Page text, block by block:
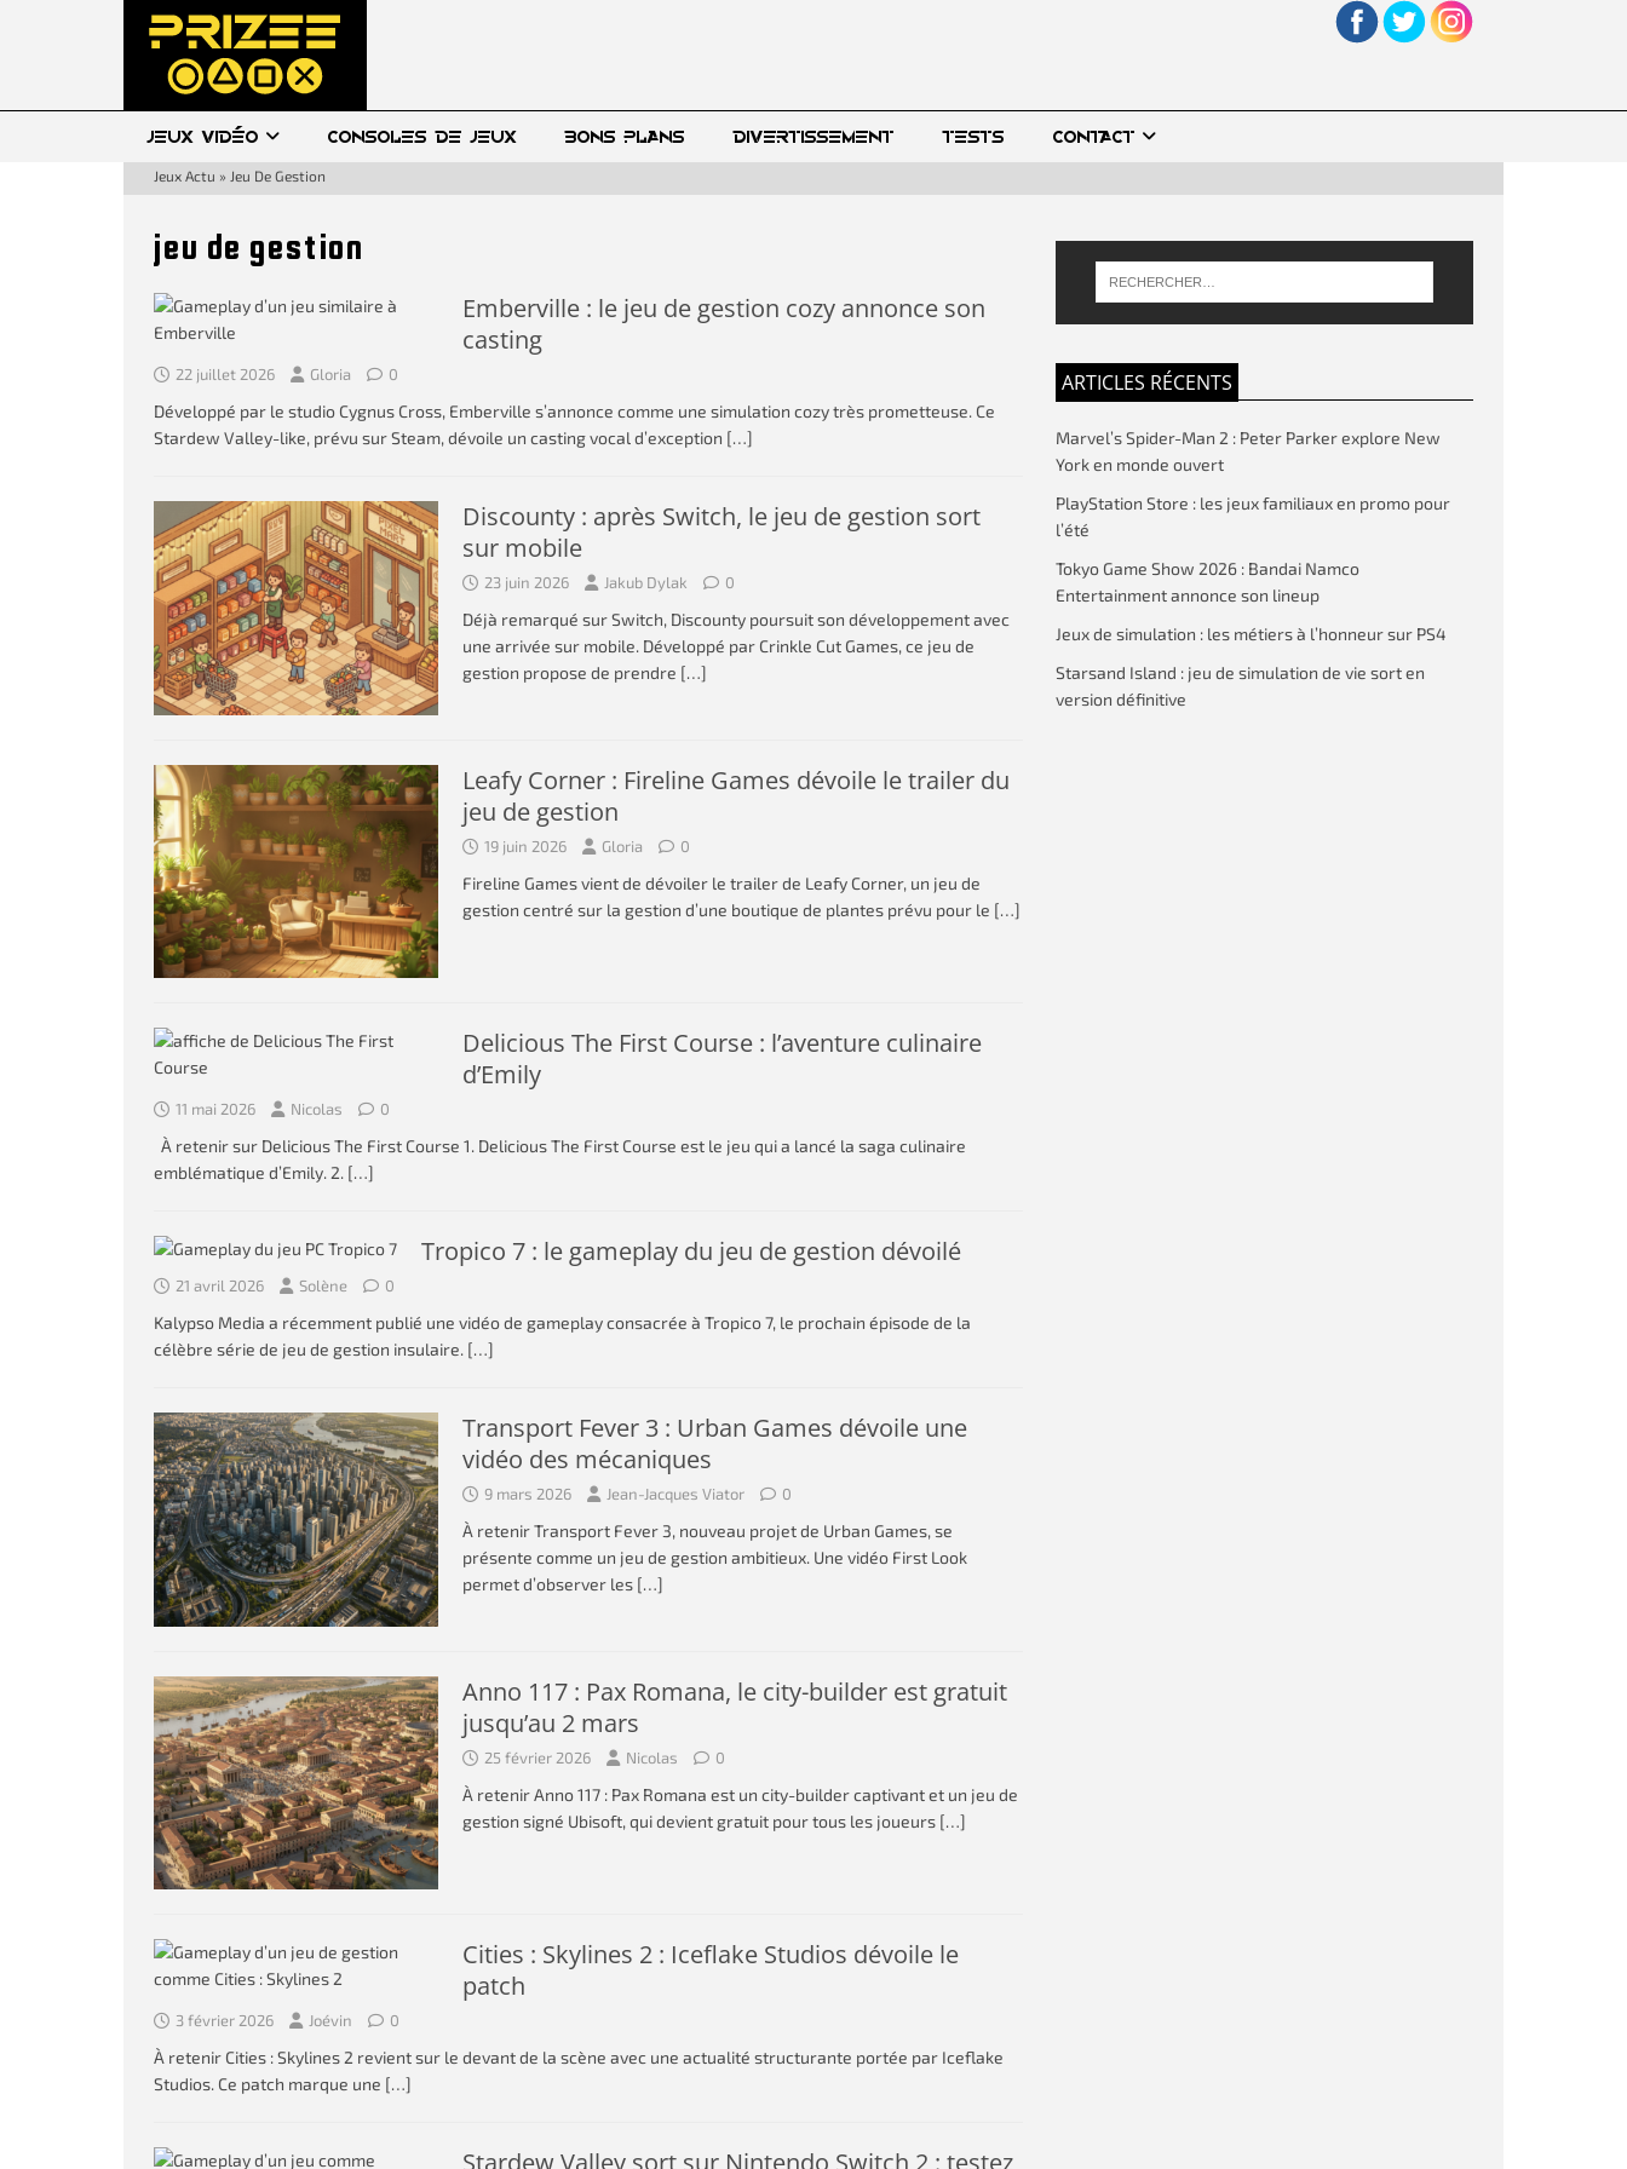
JEUX VIDÉO CONSOLES DE JEUX BONS PLANS DIVERTISSEMENT TESTS CONTACT
Jeux Actu » Jeu De Gestion
jeu de gestion
Emberville : le jeu de gestion cozy annonce son
casting
22 juillet 2026 Gloria 0
Développé par le studio Cygnus Cross, Emberville s’annonce comme une simulation cozy très prometteuse. Ce
Stardew Valley-like, prévu sur Steam, dévoile un casting vocal d’exception […]
Discounty : après Switch, le jeu de gestion sort
sur mobile
23 juin 2026 Jakub Dylak 0
Déjà remarqué sur Switch, Discounty poursuit son développement avec
une arrivée sur mobile. Développé par Crinkle Cut Games, ce jeu de
gestion propose de prendre […]
Leafy Corner : Fireline Games dévoile le trailer du
jeu de gestion
19 juin 2026 Gloria 0
Fireline Games vient de dévoiler le trailer de Leafy Corner, un jeu de
gestion centré sur la gestion d’une boutique de plantes prévu pour le […]
Delicious The First Course : l’aventure culinaire
d’Emily
11 mai 2026 Nicolas 0
À retenir sur Delicious The First Course 1. Delicious The First Course est le jeu qui a lancé la saga culinaire
emblématique d’Emily. 2. […]
Tropico 7 : le gameplay du jeu de gestion dévoilé
21 avril 2026 Solène 0
Kalypso Media a récemment publié une vidéo de gameplay consacrée à Tropico 7, le prochain épisode de la
célèbre série de jeu de gestion insulaire. […]
Transport Fever 3 : Urban Games dévoile une
vidéo des mécaniques
9 mars 2026 Jean-Jacques Viator 0
À retenir Transport Fever 3, nouveau projet de Urban Games, se
présente comme un jeu de gestion ambitieux. Une vidéo First Look
permet d’observer les […]
Anno 117 : Pax Romana, le city-builder est gratuit
jusqu’au 2 mars
25 février 2026 Nicolas 0
À retenir Anno 117 : Pax Romana est un city-builder captivant et un jeu de
gestion signé Ubisoft, qui devient gratuit pour tous les joueurs […]
Cities : Skylines 2 : Iceflake Studios dévoile le
patch
3 février 2026 Joévin 0
À retenir Cities : Skylines 2 revient sur le devant de la scène avec une actualité structurante portée par Iceflake
Studios. Ce patch marque une […]
ARTICLES RÉCENTS
Marvel’s Spider-Man 2 : Peter Parker explore New
York en monde ouvert
PlayStation Store : les jeux familiaux en promo pour
l’été
Tokyo Game Show 2026 : Bandai Namco
Entertainment annonce son lineup
Jeux de simulation : les métiers à l’honneur sur PS4
Starsand Island : jeu de simulation de vie sort en
version définitive